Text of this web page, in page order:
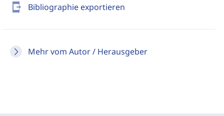
send_to_mobile Bibliographie exportieren
Mehr vom Autor / Herausgeber